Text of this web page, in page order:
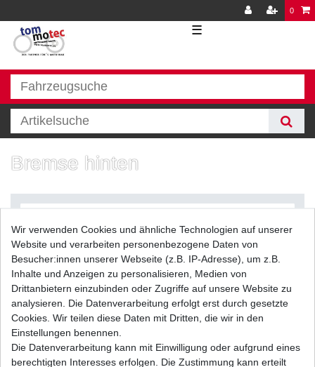
0
☰
Bremse hinten
Filter
Bremsbeläge FA 104 FA104 Bremsklötze
Yamaha verschiedene Variationen
Wir verwenden Cookies und ähnliche Technologien auf unserer
Website und verarbeiten personenbezogene Daten von
Besucher:innen unserer Webseite (z.B. IP-Adresse), um z.B.
Inhalte und Anzeigen zu personalisieren, Medien von
Drittanbietern einzubinden oder Zugriffe auf unsere Website zu
analysieren. Die Datenverarbeitung erfolgt erst durch gesetzte
Cookies. Wir teilen diese Daten mit Dritten, die wir in den
Einstellungen benennen.
Die Datenverarbeitung kann mit Einwilligung oder aufgrund eines
berechtigten Interesses erfolgen. Die Zustimmung kann erteilt